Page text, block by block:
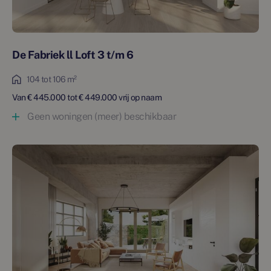
Het complex is gelegen nabij het centrum van Tegelen met
diverse voorzieningen.
Informeer naar deze unieke woonbeleving! Schijf je in op
NieuwWonenVenlo.
De Fabriek ll Loft 3 t/m 6
104 tot 106 m²
Van € 445.000 tot € 449.000 vrij op naam
Geen woningen (meer) beschikbaar